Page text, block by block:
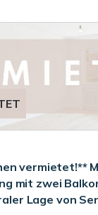
vermietet!**
mit zwei
Lage von